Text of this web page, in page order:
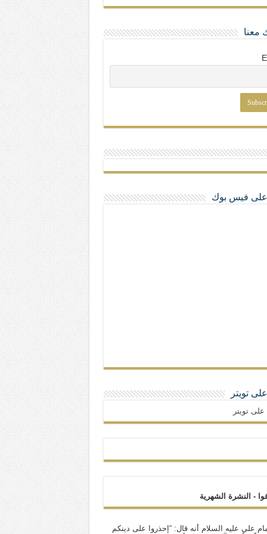
معنا
على فيس بوك
على تويتر
على تويتر
- النشرة الشهرية
علي عليه السلام أنه قال: “إحذروا على دينكم